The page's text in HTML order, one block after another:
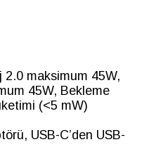
2.0 maksimum 45W,
45W, Bekleme
(<5 mW)
USB-C’den USB-